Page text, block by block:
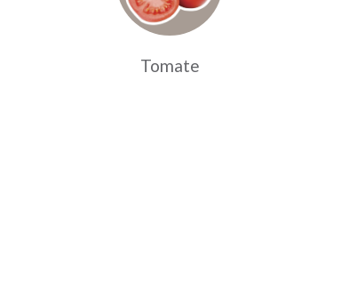
Tomate